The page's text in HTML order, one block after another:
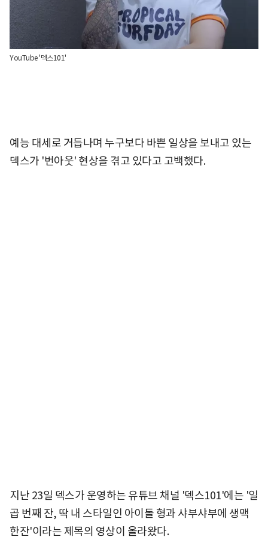
YouTube '덱스101'
예능 대세로 거듭나며 누구보다 바쁜 일상을 보내고 있는
덱스가 '번아웃' 현상을 겪고 있다고 고백했다.
지난 23일 덱스가 운영하는 유튜브 채널 '덱스101'에는 '일
곱 번째 잔, 딱 내 스타일인 아이돌 형과 샤부샤부에 생맥
한잔'이라는 제목의 영상이 올라왔다.